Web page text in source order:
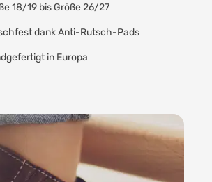
18/19 bis Größe 26/27
dank Anti-Rutsch-Pads
in Europa